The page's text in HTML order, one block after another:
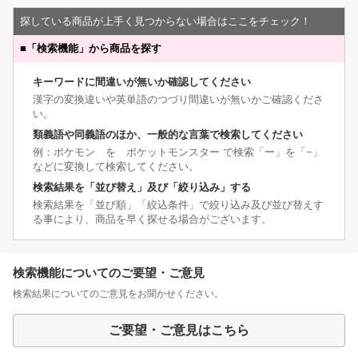
探している商品が上手く見つからない場合はここをチェック！
■ 「検索機能」から商品を探す
キーワードに間違いが無いか確認してください
漢字の変換違いや英単語のつづり間違いが無いかご確認くださ
い。
類義語や同義語のほか、一般的な言葉で検索してください
例：ポケモン を ポケットモンスター で検索「ー」を「−」
などに変換して検索してください。
検索結果を「並び替え」及び「絞り込み」する
検索結果を「並び順」「絞込条件」で絞り込み及び並び替えす
る事により、商品を早く探せる場合がございます。
検索機能についてのご要望・ご意見
検索結果についてのご意見をお聞かせください。
ご要望・ご意見はこちら